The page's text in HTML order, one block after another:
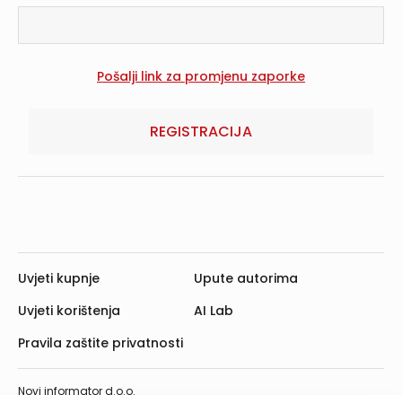
REGISTRACIJA
Novi informator d.o.o.
Uvjeti kupnje
Uvjeti korištenja
Pravila zaštite privatnosti
Upute autorima
AI Lab